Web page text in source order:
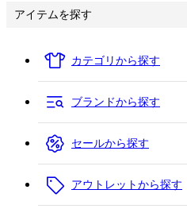
アイテムを探す
カテゴリから探す
ブランドから探す
セールから探す
アウトレットから探す